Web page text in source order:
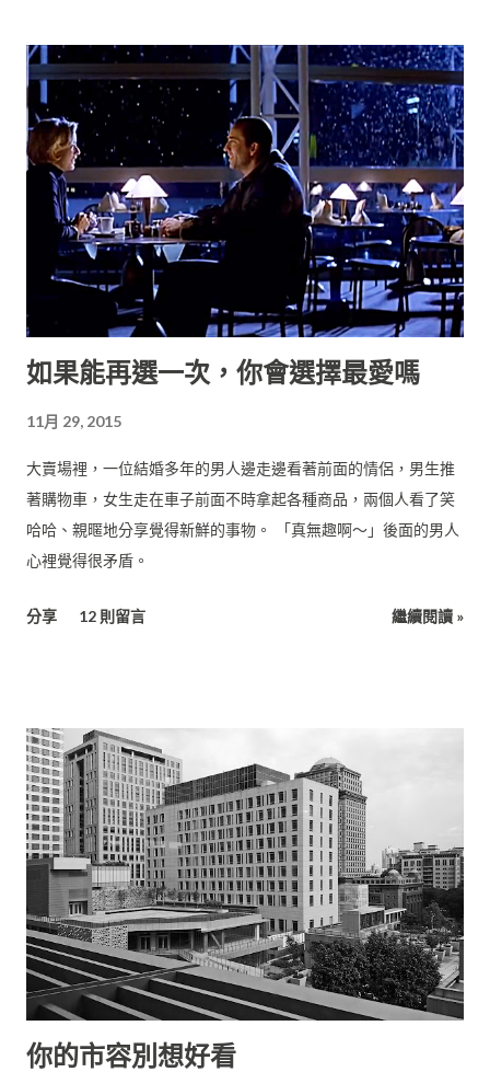
一位大學教授即將離校，邀請一群學校同事來家裡辦惜別會，然
後他突然透露自己是一個獨特的人類！引發在場所有人的質問，
隨著他越講越多，大家也越來越驚訝難道那是真的很特別？整部
片也幾乎就在這個小客廳裡拍攝。（預算：美金20萬） 這些片就
靠演員的對白來建構整個故事，而你為了想知道劇情發展也會很
投入地看下去，而且這兩部片評價都非常好。 （二）場景特效 電
影是視覺導向，所以你也可以利用豐富的新鮮畫面來讓觀眾「享
受」視覺震撼，比方： 《星際大戰》（Star Wars, 1977）讓大家
看到超前衛的太空船。 《侏羅紀公園》（Jurassic Park, 1993）
讓大家看到超真實的恐龍。 《阿凡達》（Avatar, 2009）讓大家
看到了超炫麗的外星世界。 這些前所未見的經典元素，讓往後的
略，都已經見怪不怪了吧。 這三部片的導演因此成為歷史上最知
名的導演： 喬治．盧卡斯 史蒂芬．史匹柏 詹姆斯．卡麥隆 而這
三部片則都各自間隔16年，算是一個有趣的巧合。 你可能以為，
最大場面的電影一定花最多錢吧，要請很多臨時演員不是嗎？ 但
實際上並不是，影史最貴的片是像《加勒比海盜》、《復仇者聯
去製作電腦動畫。 現代的電影預算主要是貴在「明星」、「場景
如果能再選一次，你會選擇最愛嗎
11月 29, 2015
大賣場裡，一位結婚多年的男人邊走邊看著前面的情侶，男生推
著購物車，女生走在車子前面不時拿起各種商品，兩個人看了笑
哈哈、親暱地分享覺得新鮮的事物。 「真無趣啊～」後面的男人
心裡覺得很矛盾。
分享 12 則留言 繼續閱讀 »
你的市容別想好看